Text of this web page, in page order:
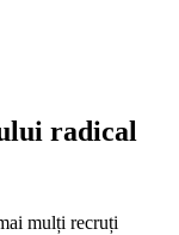
radical
mulți recruți